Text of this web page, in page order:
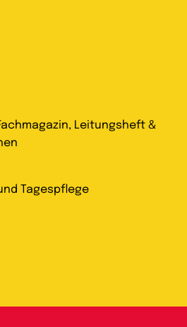
Leitungsheft &
Tagespflege